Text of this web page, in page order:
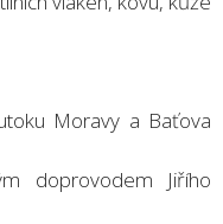
Moravy a Baťova
doprovodem Jiřího